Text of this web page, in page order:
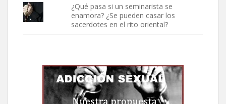
¿Qué pasa si un seminarista se
enamora? ¿Se pueden casar los
sacerdotes en el rito oriental?